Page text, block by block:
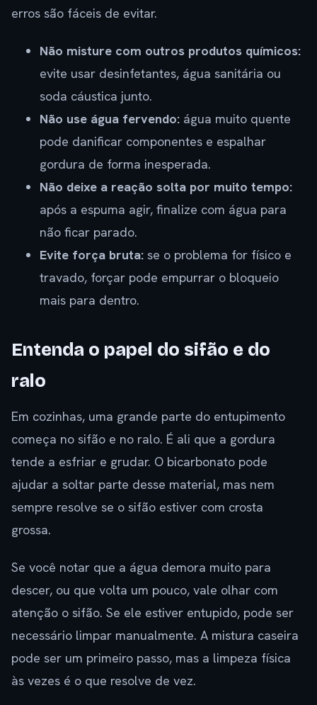
erros são fáceis de evitar.
Não misture com outros produtos químicos:
evite usar desinfetantes, água sanitária ou
soda cáustica junto.
Não use água fervendo: água muito quente
pode danificar componentes e espalhar
gordura de forma inesperada.
Não deixe a reação solta por muito tempo:
após a espuma agir, finalize com água para
não ficar parado.
Evite força bruta: se o problema for físico e
travado, forçar pode empurrar o bloqueio
mais para dentro.
Entenda o papel do sifão e do
ralo
Em cozinhas, uma grande parte do entupimento
começa no sifão e no ralo. É ali que a gordura
tende a esfriar e grudar. O bicarbonato pode
ajudar a soltar parte desse material, mas nem
sempre resolve se o sifão estiver com crosta
grossa.
Se você notar que a água demora muito para
descer, ou que volta um pouco, vale olhar com
atenção o sifão. Se ele estiver entupido, pode ser
necessário limpar manualmente. A mistura caseira
pode ser um primeiro passo, mas a limpeza física
às vezes é o que resolve de vez.